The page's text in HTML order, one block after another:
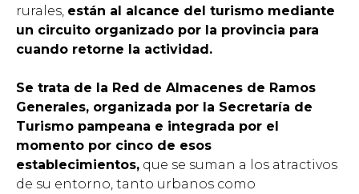
rurales, están al alcance del turismo mediante
un circuito organizado por la provincia para
cuando retorne la actividad.
Se trata de la Red de Almacenes de Ramos
Generales, organizada por la Secretaría de
Turismo pampeana e integrada por el
momento por cinco de esos
establecimientos, que se suman a los atractivos
de su entorno, tanto urbanos como